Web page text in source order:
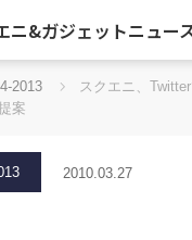
&ガジェットニュー
2013
スクエニ、
案
2010.03.27